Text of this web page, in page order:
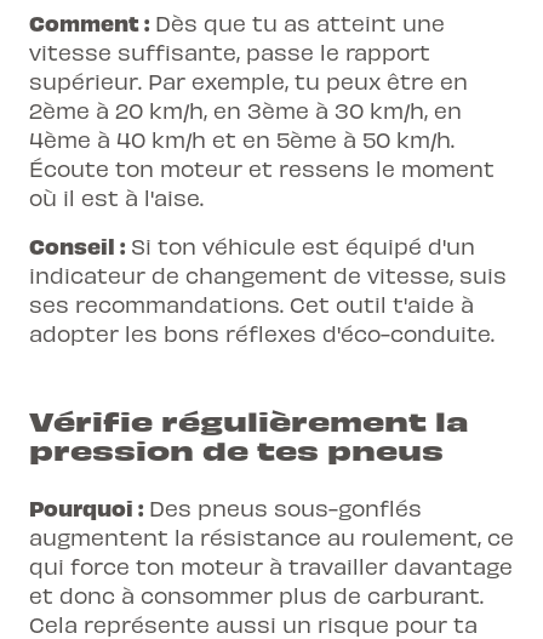
Comment : Dès que tu as atteint une
vitesse suffisante, passe le rapport
supérieur. Par exemple, tu peux être en
2ème à 20 km/h, en 3ème à 30 km/h, en
4ème à 40 km/h et en 5ème à 50 km/h.
Écoute ton moteur et ressens le moment
où il est à l'aise.
Conseil : Si ton véhicule est équipé d'un
indicateur de changement de vitesse, suis
ses recommandations. Cet outil t'aide à
adopter les bons réflexes d'éco-conduite.
Vérifie régulièrement la
pression de tes pneus
Pourquoi : Des pneus sous-gonflés
augmentent la résistance au roulement, ce
qui force ton moteur à travailler davantage
et donc à consommer plus de carburant.
Cela représente aussi un risque pour ta